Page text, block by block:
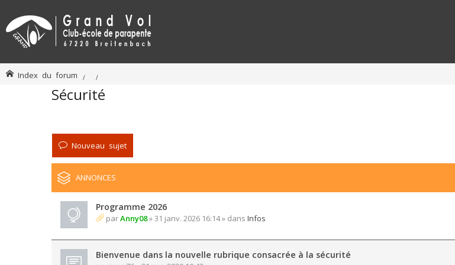
Index du forum
Sécurité
Nouveau sujet
ANNONCES
Programme 2026
parAnny08» 31 janv. 2026 16:14 » dans Infos
Bienvenue dans la nouvelle rubrique consacrée à la sécurité